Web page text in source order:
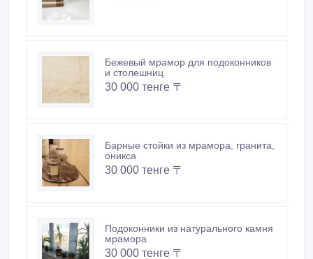
Бежевый мрамор для подоконников
и столешниц
30 000 тенге 〒
Барные стойки из мрамора, гранита,
оникса
30 000 тенге 〒
Подоконники из натурального камня
мрамора
30 000 тенге 〒